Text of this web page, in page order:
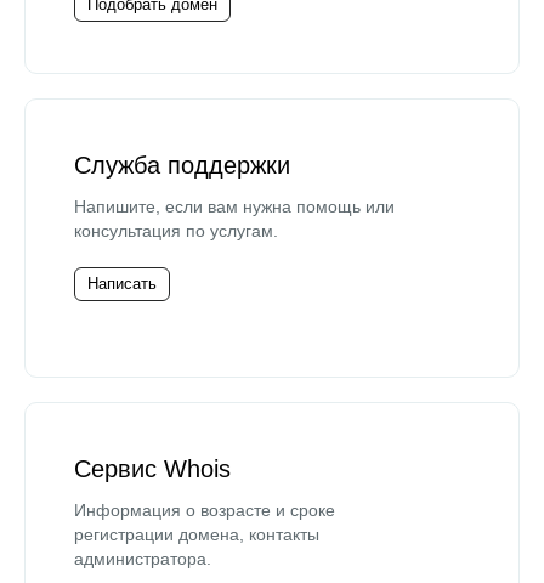
Подобрать домен
Служба поддержки
Напишите, если вам нужна помощь или
консультация по услугам.
Написать
Сервис Whois
Информация о возрасте и сроке
регистрации домена, контакты
администратора.